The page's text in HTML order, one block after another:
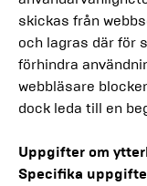
skickas från
och lagras där för
förhindra
webbläsare
dock leda till en
Uppgifter om
Specifika